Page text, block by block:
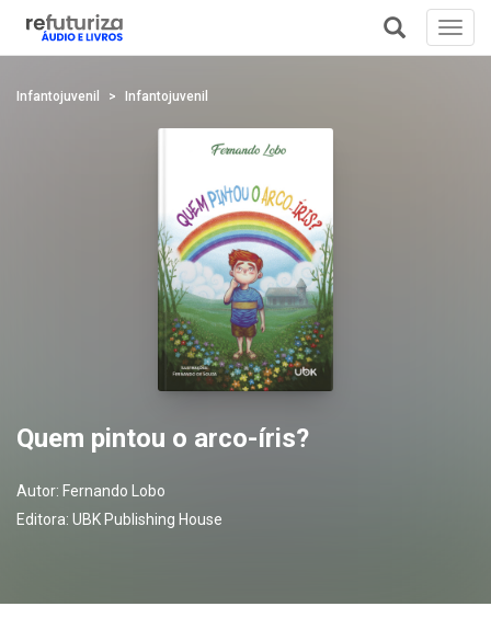
Infantojuvenil Infantojuvenil
Quem pintou o arco-íris?
Autor: Fernando Lobo
Editora: UBK Publishing House